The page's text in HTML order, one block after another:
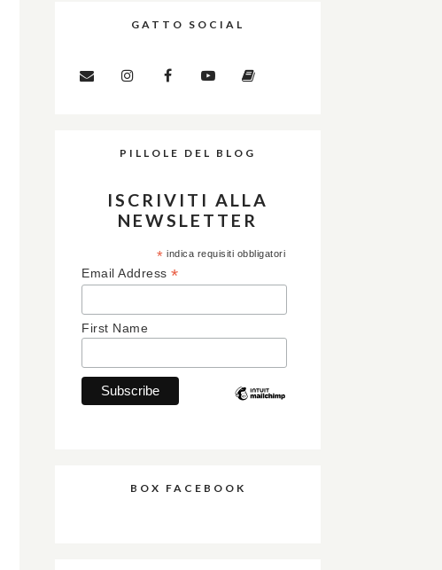
GATTO SOCIAL
PILLOLE DEL BLOG
ISCRIVITI ALLA
NEWSLETTER
* indica requisiti obbligatori
Email Address *
First Name
BOX FACEBOOK